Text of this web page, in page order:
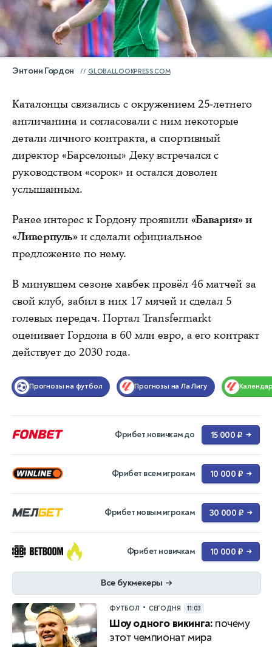
Энтони Гордон GLOBALLOOKPRESS.COM
Каталонцы связались с окружением 25‑летнего
англичанина и согласовали с ним некоторые
детали личного контракта, а спортивный
директор «Барселоны» Деку встречался с
руководством «сорок» и остался доволен
услышанным.
Ранее интерес к Гордону проявили «Бавария» и
«Ливерпуль»и сделали официальное
предложение по нему.
В минувшем сезоне хавбек провёл 46 матчей за
свой клуб, забил в них 17 мячей и сделал 5
голевых передач. Портал Transfermarkt
оценивает Гордона в 60 млн евро, а его контракт
действует до 2030 года.
Прогнозы на футбол Прогнозы на Ла Лигу
Фрибет новичкам до 15 000 ₽ →
Фрибет всем игрокам 10 000 ₽ →
Фрибет новым игрокам 30 000 ₽ →
Фрибет новичкам 10 000 ₽ →
Все букмекеры →
ФУТБОЛ • СЕГОДНЯ 11:03
Шоу одного викинга: почему
этот чемпионат мира